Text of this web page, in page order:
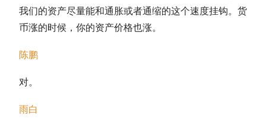
我们的资产尽量能和通胀或者通缩的这个速度挂钩。货
币涨的时候，你的资产价格也涨。
陈鹏
对。
雨白